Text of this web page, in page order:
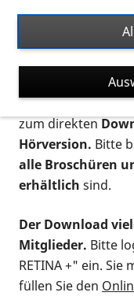
Ort. Nutzen Sie
nach Flyern und
suchen. Die
verschiedenen
postalischen
zum direkten
Hörversion. Bitte
alle Broschüren
erhältlich sind.
Der Download
Mitglieder. Bitte
RETINA +" ein. Sie
füllen Sie den